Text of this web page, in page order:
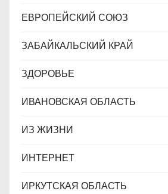
ЕВРОПЕЙСКИЙ СОЮЗ
ЗАБАЙКАЛЬСКИЙ КРАЙ
ЗДОРОВЬЕ
ИВАНОВСКАЯ ОБЛАСТЬ
ИЗ ЖИЗНИ
ИНТЕРНЕТ
ИРКУТСКАЯ ОБЛАСТЬ